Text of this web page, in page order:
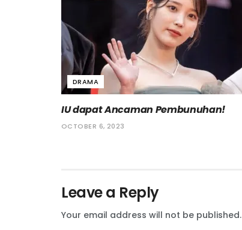
DRAMA
IU dapat Ancaman Pembunuhan!
OCTOBER 6, 2023
Leave a Reply
Your email address will not be published.